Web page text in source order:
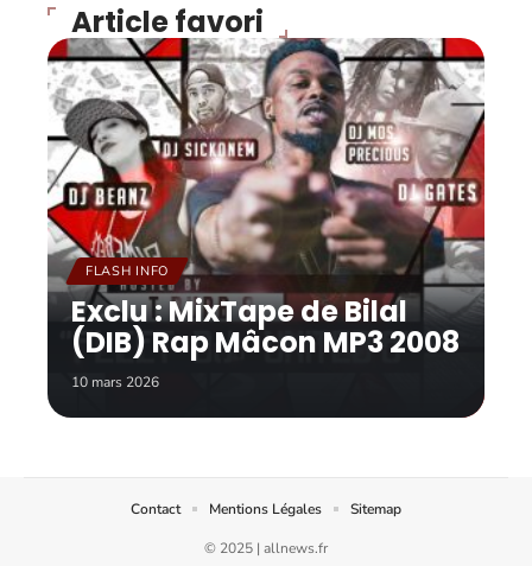
Article favori
FLASH INFO
Exclu : MixTape de Bilal
(DIB) Rap Mâcon MP3 2008
10 mars 2026
© 2025 | allnews.fr
Contact Mentions Légales Sitemap